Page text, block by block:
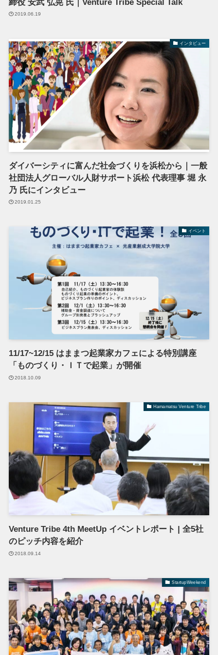
締役 安武 弘晃 氏｜Venture Tribe Special Talk
2019.06.19
インタビュー
ダイバーシティに富んだ社会づくりを浜松から｜一般
社団法人グローバル人財サポート浜松 代表理事 堀 永
乃 氏にインタビュー
2019.01.25
イベント
11/17~12/15 はままつ起業家カフェによる特別講座
「ものづくり・ＩＴで起業」が開催
2018.10.09
Hamamatsu Venture Tribe
Venture Tribe 4th MeetUp イベントレポート | 全5社
のピッチ内容を紹介
2018.09.14
StartupWeekend